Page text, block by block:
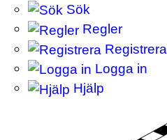
Sök
Regler
Registrera
Logga in
Hjälp